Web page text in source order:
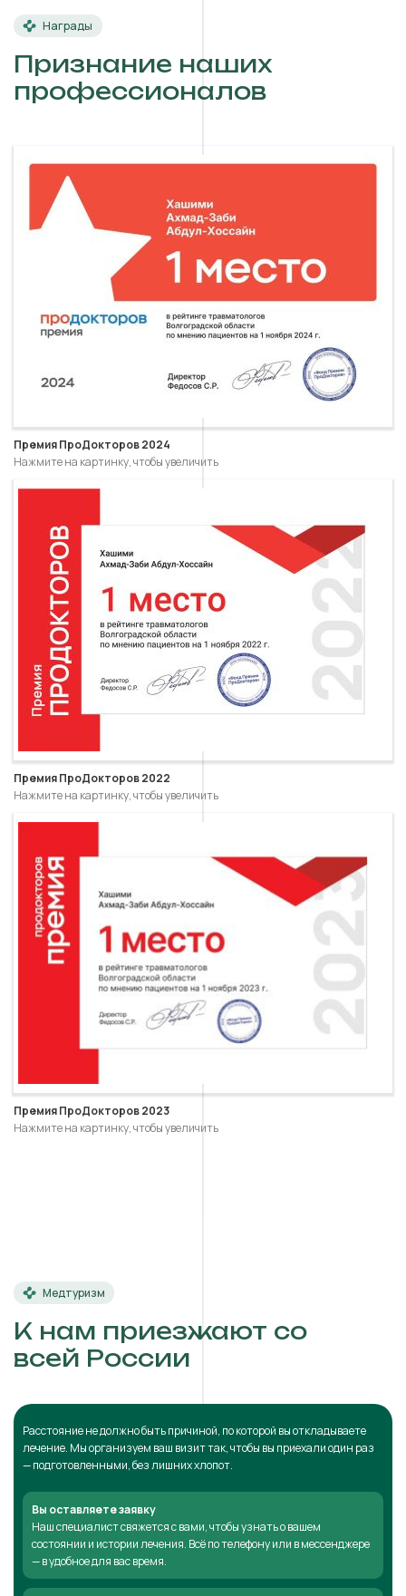
Награды
Признание наших
профессионалов
Премия ПроДокторов 2024
Нажмите на картинку, чтобы увеличить
Премия ПроДокторов 2022
Нажмите на картинку, чтобы увеличить
Премия ПроДокторов 2023
Нажмите на картинку, чтобы увеличить
Медтуризм
К нам приезжают со
всей России
Расстояние не должно быть причиной, по которой вы откладываете
лечение. Мы организуем ваш визит так, чтобы вы приехали один раз
— подготовленными, без лишних хлопот.
Вы оставляете заявку
Наш специалист свяжется с вами, чтобы узнать о вашем
состоянии и истории лечения. Всё по телефону или в мессенджере
— в удобное для вас время.